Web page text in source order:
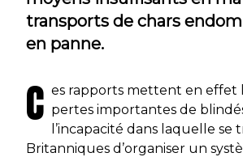
transports de chars
en panne.
C es rapports mettent en effet
pertes importantes de
l’incapacité dans laquelle se
Britanniques d’organiser un